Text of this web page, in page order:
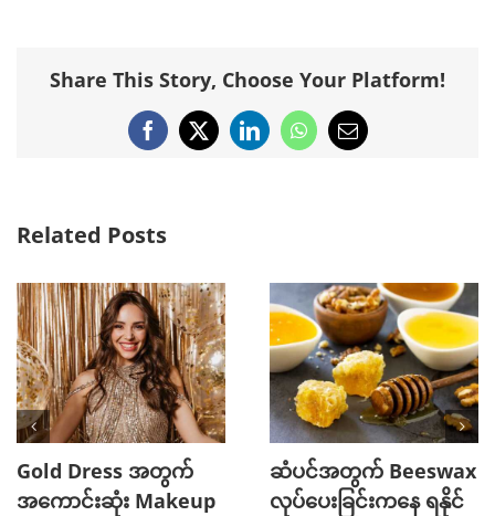
Share This Story, Choose Your Platform!
Facebook
X LinkedInWhatsApp
Email
Related Posts
Gold Dress အတွက်
အကောင်းဆုံး Makeup
ဆံပင်အတွက် Beeswax
လုပ်ပေးခြင်းကနေ ရနိုင်